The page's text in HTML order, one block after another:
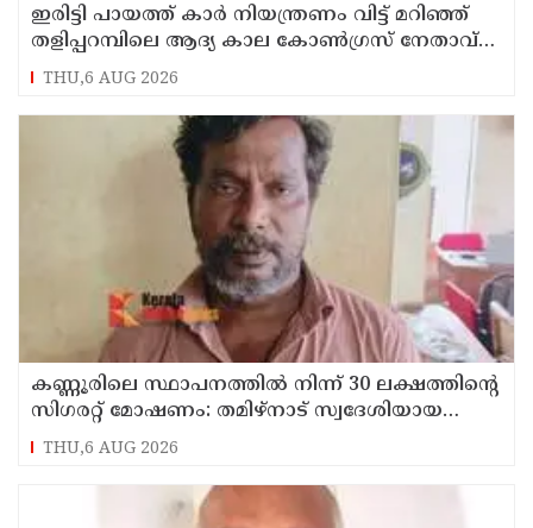
ഇരിട്ടി പായത്ത് കാർ നിയന്ത്രണം വിട്ട് മറിഞ്ഞ്
തളിപ്പറമ്പിലെ ആദ്യ കാല കോണ്‍ഗ്രസ് നേതാവ്
മരിച്ചു
THU,6 AUG 2026
കണ്ണൂരിലെ സ്ഥാപനത്തിൽ നിന്ന് 30 ലക്ഷത്തിന്റെ
സിഗരറ്റ് മോഷണം: തമിഴ്‌നാട് സ്വദേശിയായ
സെയിൽസ്മാൻ തെങ്കാശിയിൽ പിടിയിൽ
THU,6 AUG 2026